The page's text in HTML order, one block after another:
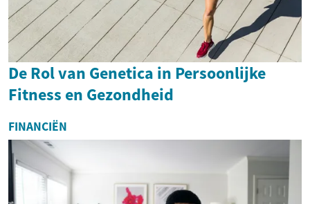
De Rol van Genetica in Persoonlijke
Fitness en Gezondheid
FINANCIËN